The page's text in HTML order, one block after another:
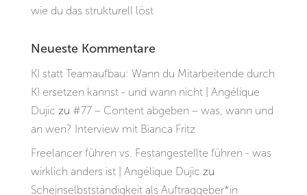
wie du das strukturell löst
Neueste Kommentare
KI statt Teamaufbau: Wann du Mitarbeitende durch
KI ersetzen kannst - und wann nicht | Angélique
Dujic zu #77 – Content abgeben – was, wann und
an wen? Interview mit Bianca Fritz
Freelancer führen vs. Festangestellte führen - was
wirklich anders ist | Angélique Dujic zu
Scheinselbstständigkeit als Auftraggeber*in